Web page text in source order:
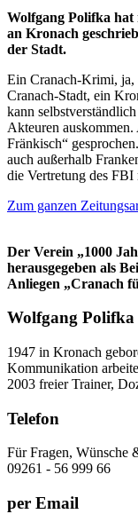
Wolfgang Polifka
an Kronach
der Stadt.
Ein Cranach-Krimi, ja,
Cranach-Stadt, ein
kann
Akteuren
Fränkisch“
auch außerhalb
die Vertretung des
Zum ganzen
Der Verein „1000
herausgegeben als
Anliegen „Cranach
Wolfgang Polifka
1947 in Kronach
Kommunikation
2003 freier Trainer,
Telefon
Für Fragen, Wünsche
09261 - 56 999 66
per Email